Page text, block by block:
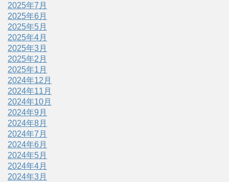
2025年7月
2025年6月
2025年5月
2025年4月
2025年3月
2025年2月
2025年1月
2024年12月
2024年11月
2024年10月
2024年9月
2024年8月
2024年7月
2024年6月
2024年5月
2024年4月
2024年3月